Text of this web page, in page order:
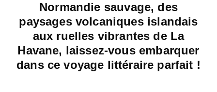
Normandie sauvage, des
paysages volcaniques islandais
aux ruelles vibrantes de La
Havane, laissez-vous embarquer
dans ce voyage littéraire parfait !